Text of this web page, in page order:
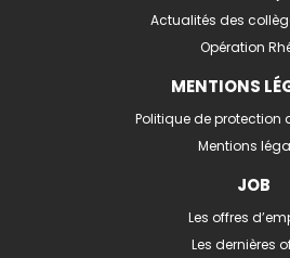
Actualités des
Opération
MENTIONS
Politique de protection
Mentions
JOB
Les offres
Les dernières